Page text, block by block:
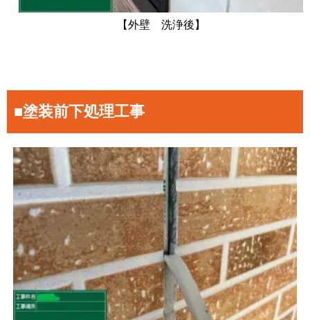
【外壁 洗浄後】
■塗装前下処理工事